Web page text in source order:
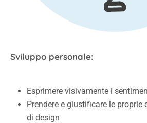
Sviluppo personale:
Esprimere visivamente i
Prendere e giustificare le proprie
di design